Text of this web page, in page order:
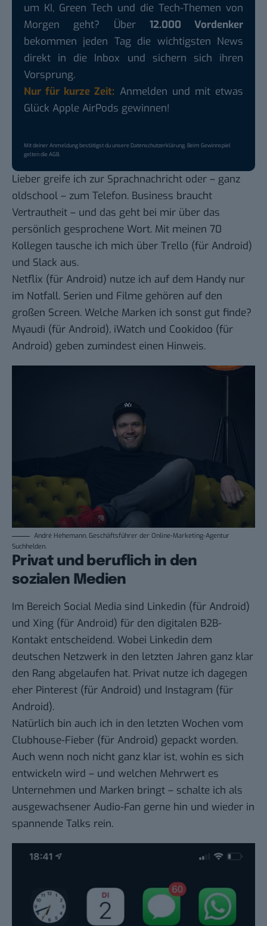
um KI, Green Tech und die Tech-Themen von
Morgen geht? Über 12.000 Vordenker
bekommen jeden Tag die wichtigsten News
direkt in die Inbox und sichern sich ihren
Vorsprung.
Nur für kurze Zeit: Anmelden und mit etwas
Glück Apple AirPods gewinnen!
Mit deiner Anmeldung bestätigst du unsereDatenschutzerklärung. Beim Gewinnspiel
gelten dieAGB.
Lieber greife ich zur Sprachnachricht oder – ganz
oldschool – zum Telefon. Business braucht
Vertrautheit – und das geht bei mir über das
persönlich gesprochene Wort. Mit meinen 70
Kollegen tausche ich mich über Trello (für Android)
und Slack aus.
Netflix (für Android) nutze ich auf dem Handy nur
im Notfall. Serien und Filme gehören auf den
großen Screen. Welche Marken ich sonst gut finde?
Myaudi (für Android), iWatch und Cookidoo (für
Android) geben zumindest einen Hinweis.
André Hehemann, Geschäftsführer der Online-Marketing-Agentur
Suchhelden.
Privat und beruflich in den
sozialen Medien
Im Bereich Social Media sind Linkedin (für Android)
und Xing (für Android) für den digitalen B2B-
Kontakt entscheidend. Wobei Linkedin dem
deutschen Netzwerk in den letzten Jahren ganz klar
den Rang abgelaufen hat. Privat nutze ich dagegen
eher Pinterest (für Android) und Instagram (für
Android).
Natürlich bin auch ich in den letzten Wochen vom
Clubhouse-Fieber (für Android) gepackt worden.
Auch wenn noch nicht ganz klar ist, wohin es sich
entwickeln wird – und welchen Mehrwert es
Unternehmen und Marken bringt – schalte ich als
ausgewachsener Audio-Fan gerne hin und wieder in
spannende Talks rein.